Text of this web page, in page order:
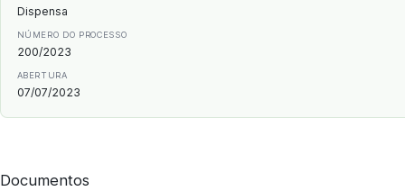
Dispensa
NÚMERO DO PROCESSO
200/2023
ABERTURA
07/07/2023
Documentos